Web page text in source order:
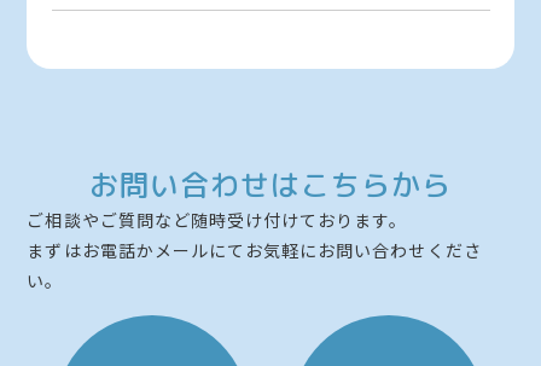
お問い合わせはこちらから
ご相談やご質問など随時受け付けております。
まずはお電話かメールにてお気軽にお問い合わせくださ
い。